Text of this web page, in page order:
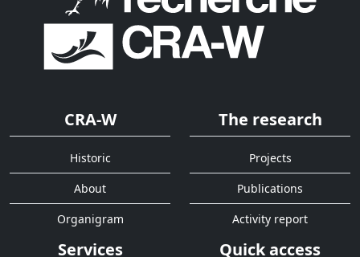
CRA-W
Historic
About
Organigram
The research
Projects
Publications
Activity report
Services Quick access